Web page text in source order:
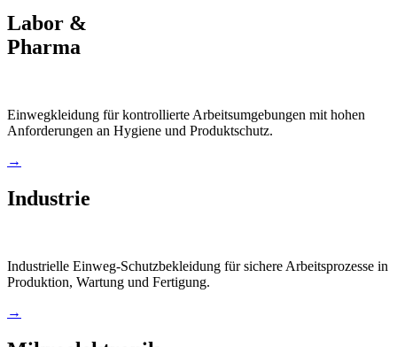
Labor &
Pharma
Einwegkleidung für kontrollierte Arbeitsumgebungen mit hohen
Anforderungen an Hygiene und Produktschutz.
→
Industrie
Industrielle Einweg-Schutzbekleidung für sichere Arbeitsprozesse in
Produktion, Wartung und Fertigung.
→